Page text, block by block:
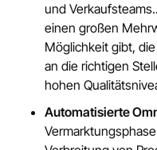
und
einen großen
Möglichkeit gibt,
an die richtigen
hohen
Automatisierte